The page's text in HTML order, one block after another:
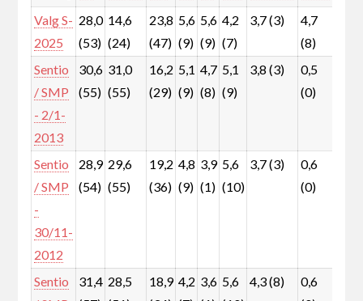
Valg S-
2025
28,0
(53)
14,6
(24)
23,8
(47)
5,6
(9)
5,6
(9)
4,2
(7)
3,7 (3)
4,7
(8)
Sentio
/ SMP
- 2/1-
2013
30,6
(55)
31,0
(55)
16,2
(29)
5,1
(9)
4,7
(8)
5,1
(9)
3,8 (3)
0,5
(0)
Sentio
/ SMP
-
30/11-
2012
28,9
(54)
29,6
(55)
19,2
(36)
4,8
(9)
3,9
(1)
5,6
(10)
3,7 (3)
0,6
(0)
Sentio
31,4 28,5
18,9 4,2 3,6 5,6
4,3 (8)
0,6